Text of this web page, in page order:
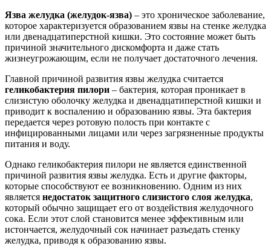
Язва желудка (желудок-язва) – это хроническое заболевание,
которое характеризуется образованием язвы на стенке желудка
или двенадцатиперстной кишки. Это состояние может быть
причиной значительного дискомфорта и даже стать
жизнеугрожающим, если не получает достаточного лечения.
Главной причиной развития язвы желудка считается
геликобактерия пилори – бактерия, которая проникает в
слизистую оболочку желудка и двенадцатиперстной кишки и
приводит к воспалению и образованию язвы. Эта бактерия
передается через ротовую полость при контакте с
инфицированными лицами или через загрязненные продукты
питания и воду.
Однако геликобактерия пилори не является единственной
причиной развития язвы желудка. Есть и другие факторы,
которые способствуют ее возникновению. Одним из них
является недостаток защитного слизистого слоя желудка,
который обычно защищает его от воздействия желудочного
сока. Если этот слой становится менее эффективным или
истончается, желудочный сок начинает разъедать стенку
желудка, приводя к образованию язвы.